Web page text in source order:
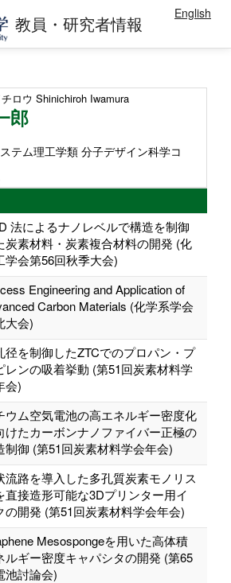
教員・研究者情報 English
ロウ Shinichiroh Iwamura
郎
テム理工学類 分子デザイン科学コ
法によるナノレベルで構造を制御
炭素材料・炭素複合材料の開発 (化
学会第56回秋季大会)
Engineering and Application of
Carbon Materials (化学系学会
大会)
径を制御したZTCでのプロパン・プ
レンの吸着挙動 (第51回炭素材料学
会)
ウム空気電池の高エネルギー密度化
けたカーボンナノファイバー正極の
制御 (第51回炭素材料学会年会)
流路を導入した多孔質炭素モノリス
直接造形可能な3Dプリンター用イ
の開発 (第51回炭素材料学会年会)
Mesospongeを用いた高体積
ルギー密度キャパシタの開発 (第65
池討論会)